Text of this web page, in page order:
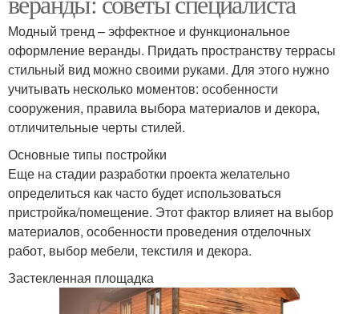
Модный тренд – эффектное и функциональное
оформление веранды. Придать пространству террасы
стильный вид можно своими руками. Для этого нужно
учитывать несколько моментов: особенности
сооружения, правила выбора материалов и декора,
отличительные черты стилей.
Основные типы постройки
Еще на стадии разработки проекта желательно
определиться как часто будет использоваться
пристройка/помещение. Этот фактор влияет на выбор
материалов, особенности проведения отделочных
работ, выбор мебели, текстиля и декора.
Застекленная площадка